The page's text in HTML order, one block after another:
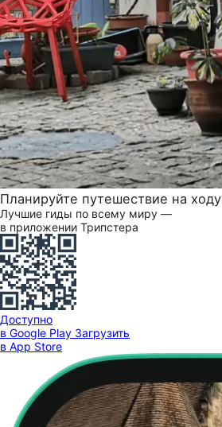
Планируйте путешествие на ходу
Лучшие гиды по всему миру —
в приложении Трипстера
Доступно
в Google Play Загрузить
в App Store